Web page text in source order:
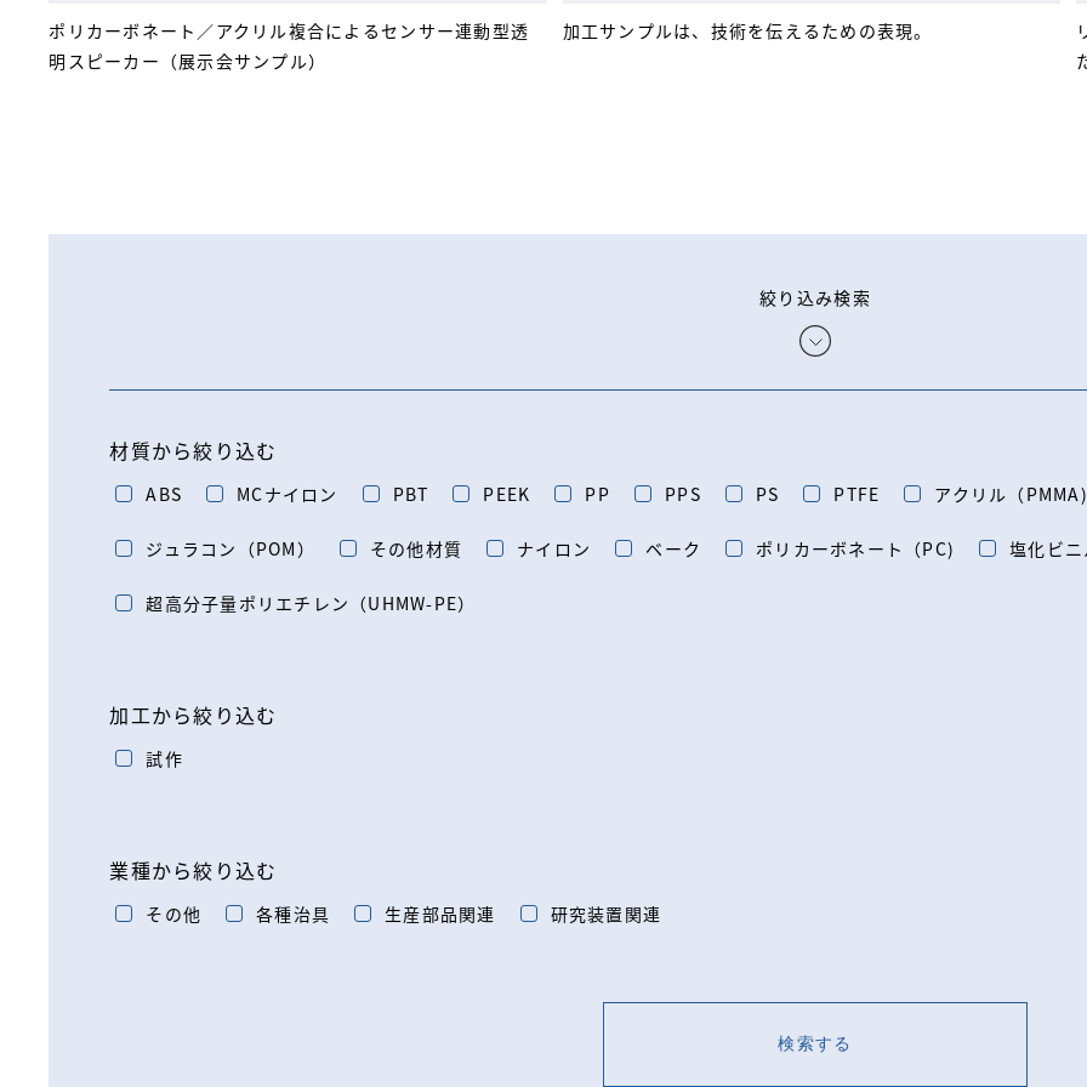
ポリカーボネート／アクリル複合によるセンサー連動型透
明スピーカー（展示会サンプル）
加工サンプルは、技術を伝えるための表現。
絞り込み検索
材質から絞り込む
ABS MCナイロン PBT PEEK PP PPS PS PTFE アクリル（PMMA)
ジュラコン（POM） その他材質 ナイロン ベーク ポリカーボネート（PC) 塩化ビニ
超高分子量ポリエチレン（UHMW-PE）
加工から絞り込む
試作
業種から絞り込む
その他 各種治具 生産部品関連 研究装置関連